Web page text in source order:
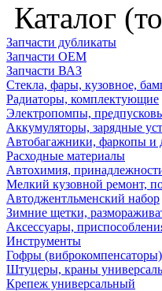
Каталог
Запчасти дубликаты
Запчасти ОЕМ
Запчасти ВАЗ
Стекла, фары, кузовное,
Радиаторы, комплектующие
Электропомпы,
Аккумуляторы, зарядные
Автобагажники, фаркопы и
Расходные материалы
Автохимия,
Мелкий кузовной ремонт,
Автоджентльменский набор
Зимние щетки,
Аксессуары,
Инструменты
Гофры
Штуцеры, краны
Крепеж универсальный